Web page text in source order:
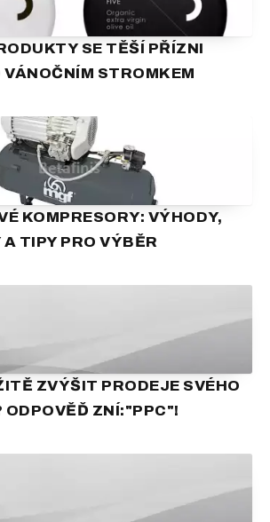
SE TĚŠÍ PŘÍZNI
VÁNOČNÍM STROMKEM
KOMPRESORY: VÝHODY,
TIPY PRO VÝBĚR
ZVÝŠIT PRODEJE SVÉHO
ODPOVĚĎ ZNÍ:"PPC"!